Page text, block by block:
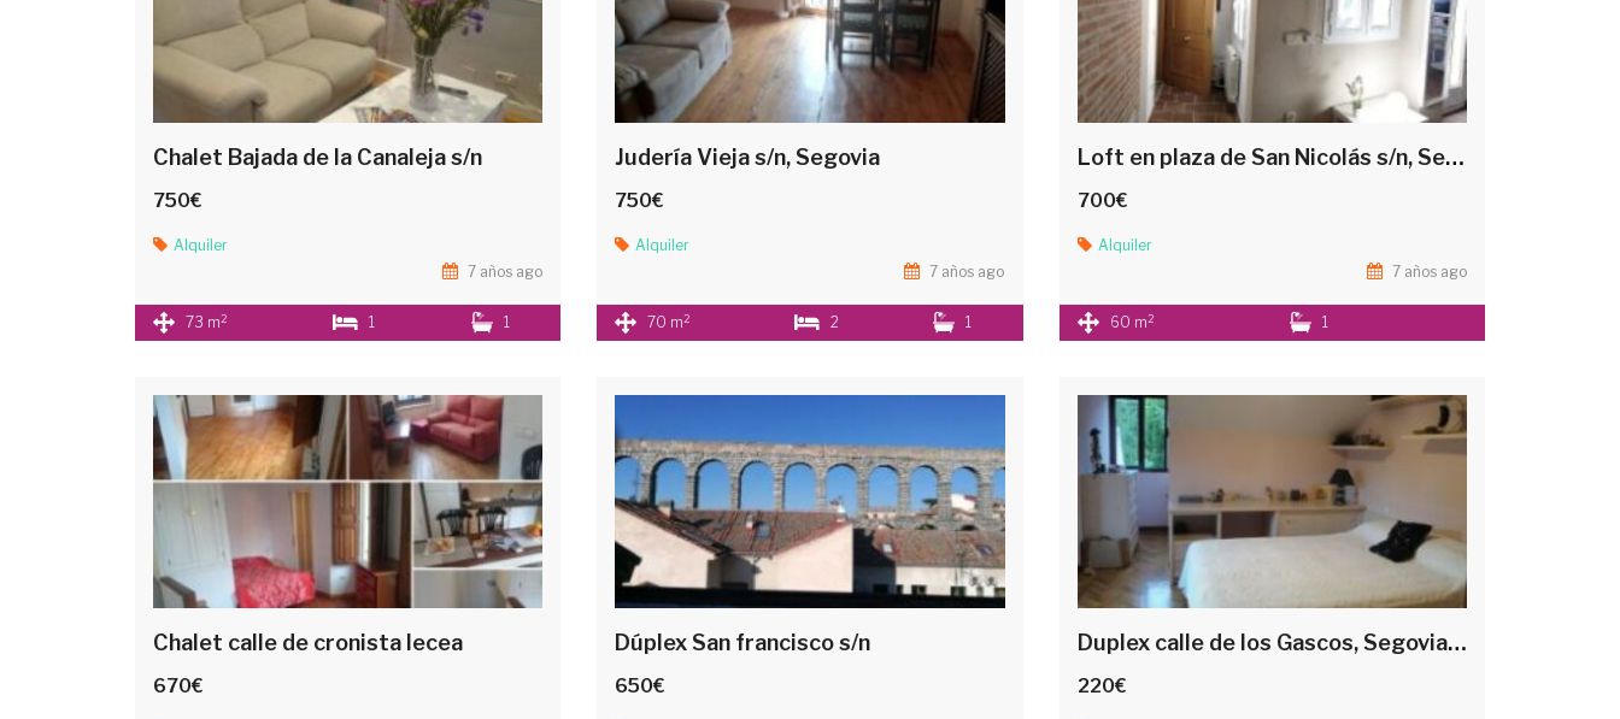
Chalet Bajada de la Canaleja s/n
750€
Alquiler
7 años ago
73 m2 1 1
Judería Vieja s/n, Segovia
750€
Alquiler
7 años ago
70 m2 2 1
Loft en plaza de San Nicolás s/n, Segovia
700€
Alquiler
7 años ago
60 m2 1
Chalet calle de cronista lecea
670€
Dúplex San francisco s/n
650€
Duplex calle de los Gascos, Segovia s/n
220€